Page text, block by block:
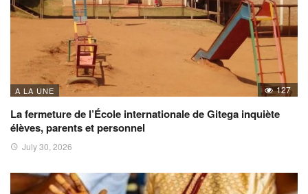
A LA UNE 127
La fermeture de l’École internationale de Gitega inquiète
élèves, parents et personnel
July 30, 2026